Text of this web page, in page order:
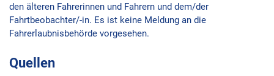
den älteren Fahrerinnen und Fahrern und dem/der
Fahrtbeobachter/-in. Es ist keine Meldung an die
Fahrerlaubnisbehörde vorgesehen.
Quellen